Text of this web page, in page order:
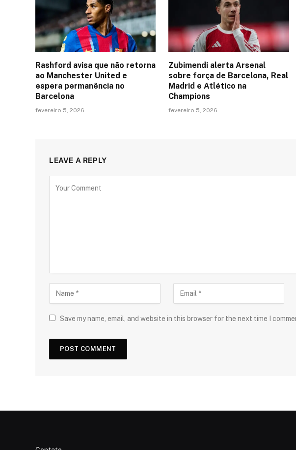
Rashford avisa que não retorna
ao Manchester United e
espera permanência no
Barcelona
fevereiro 5, 2026
Zubimendi alerta Arsenal
sobre força de Barcelona, Real
Madrid e Atlético na
Champions
fevereiro 5, 2026
LEAVE A REPLY
Save my name, email, and website in this browser for the next time I